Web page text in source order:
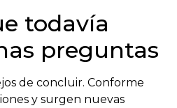
todavía
preguntas
de concluir. Conforme
y surgen nuevas